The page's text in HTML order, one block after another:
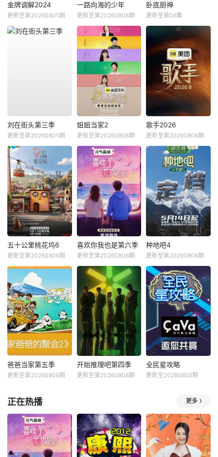
金牌调解2024
更新至第20260805期
一路向海的少年
更新至第20260806期
卧底厨神
更新至第06集
刘在街头第三季
更新至第20260805期
姐姐当家2
更新至第20260806期
歌手2026
更新至第20260806期
五十公里桃花坞6
更新至第20260806期
喜欢你我也是第六季
更新至第20260806期
种地吧4
更新至第20260806期
爸爸当家第五季
更新至第20260806期
开始推理吧第四季
更新至第20260806期
全民星攻略
更新至20260805期
正在热播 更多